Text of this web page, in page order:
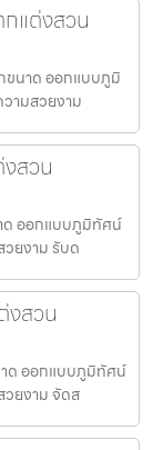
แต่งสวน
นาด ออกแบบภูมิ
ามสวยงาม
สวน
ด ออกแบบภูมิทัศน์
วยงาม รับด
งสวน
ด ออกแบบภูมิทัศน์
วยงาม จัดส